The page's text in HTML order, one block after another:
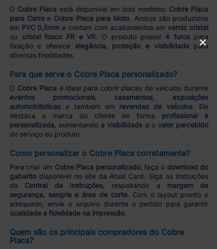
O Cobre Placa está disponível em dois modelos: Cobre Placa
para Carroe Cobre Placa para Moto. Ambos são produzidos
em PVC 0,5mm e contam com acabamentos emverniz cristal
ou cristal fosco FR e VR. O produto possui 4 furospara
fixação e oferece elegância, proteção e visibilidadepara
diversas finalidades.
Para que serve o Cobre Placa personalizado?
O Cobre Placa é ideal para cobrir placas de veículos durante
eventos promocionais, casamentos
exposições
automobilísticase também em revendas de veículos. Ele
destaca a marca do cliente de forma profissional e
personalizada, aumentando avisibilidade e o valor percebido
do serviço ou produto.
Como personalizar o Cobre Placa corretamente?
Para criar um Cobre Placa personalizado, faça o download do
gabaritodisponível no site da Atual Card. Siga as instruções
da Central de Instruções, respeitando a margem de
segurança, sangria e área de corte. Com o layout pronto e
adequado, envie o arquivo durante o pedido para garantir
qualidade e fidelidade na impressão.
Quem são os principais compradores do Cobre
Placa?
×